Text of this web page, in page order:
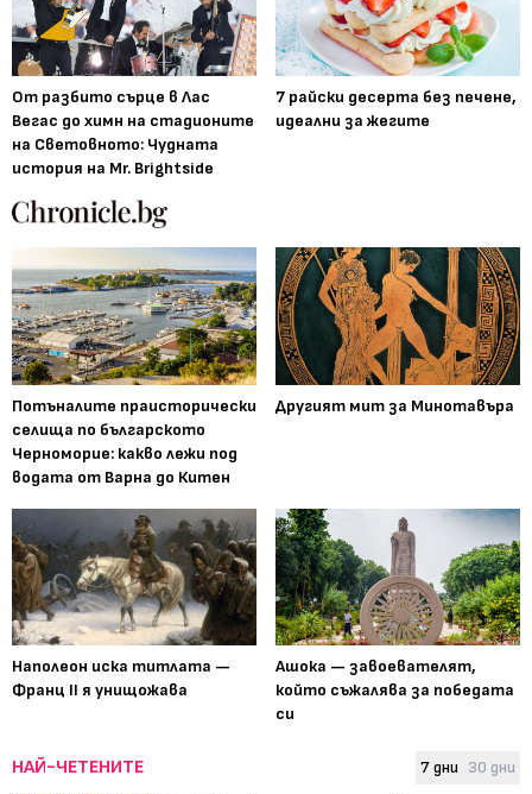
От разбито сърце в Лас
Вегас до химн на стадионите
на Световното: Чудната
история на Mr. Brightside
7 райски десерта без печене,
идеални за жегите
Потъналите праисторически
селища по българското
Черноморие: какво лежи под
водата от Варна до Китен
Другият мит за Минотавъра
Наполеон иска титлата —
Франц II я унищожава
Ашока — завоевателят,
който съжалява за победата
си
НАЙ-ЧЕТЕНИТЕ 7 дни 30 дни